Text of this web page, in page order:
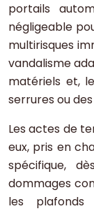
portails
négligeable
multirisques
vandalisme
matériels et,
serrures ou
Les actes de
eux, pris en
spécifique,
dommages
les plafonds